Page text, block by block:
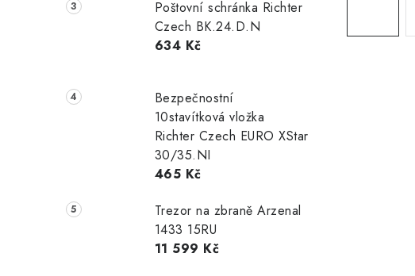
n
Poštovní schránka Richter
Czech BK.24.D.N
634 Kč
Bezpečnostní
10stavítková vložka
Richter Czech EURO XStar
30/35.NI
465 Kč
Trezor na zbraně Arzenal
1433 15RU
11 599 Kč